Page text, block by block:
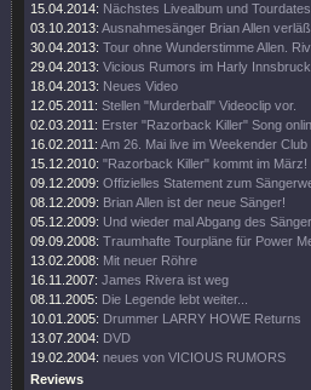
15.04.2014: Nächstes Livealbum und
03.10.2013: Ausnahmesänger Brian Allen
30.04.2013: Tour ohne Wunderstimme Allen.
29.04.2013: Vicious Rumors im Harly
18.04.2013: Neues Video
12.05.2011: Stellen "Murderball" Videoclip vor.
02.03.2011: Erster "Razorback Killer" Song
16.02.2011: Am 26. Mai live im Weekender
15.12.2010: "Razorback Killer" kommt im März!
09.12.2009: Offizielles Statement zum
08.12.2009: Brian Allen ist der neue Sänger!
05.12.2009: Und wieder mal Abgang des
09.09.2008: Traumhafte Tourpläne für Power
13.02.2008: Mit neuer Röhre
16.11.2007: James Rivera ist weg
08.11.2005: Die Legende lebt weiter...
10.01.2005: Drummer LARRY HOWE Returns
13.07.2004: DVD
19.02.2004: neues von VICIOUS RUMORS
Reviews